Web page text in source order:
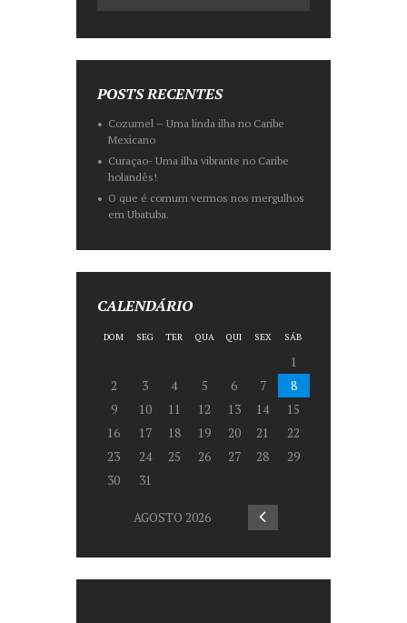
POSTS RECENTES
Cozumel – Uma linda ilha no Caribe
Mexicano
Curaçao- Uma ilha vibrante no Caribe
holandês!
O que é comum vermos nos mergulhos
em Ubatuba.
CALENDÁRIO
DOM SEG TER QUA QUI SEX SÁB
1
2
3 4 5 6 7
8
9
10 11 12 13 14
15
16
17 18 19 20 21
22
23
24 25 26 27 28
29
30
31
AGOSTO2026